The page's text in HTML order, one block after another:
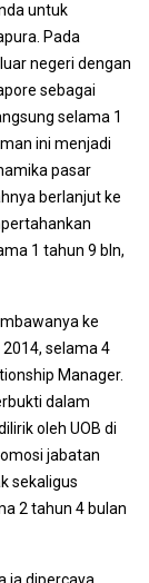
untuk
Pada
negeri dengan
sebagai
selama 1
ini menjadi
pasar
berlanjut ke
1 tahun 9 bln,
ke
selama 4
Manager.
dalam
oleh UOB di
jabatan
sekaligus
2 tahun 4 bulan